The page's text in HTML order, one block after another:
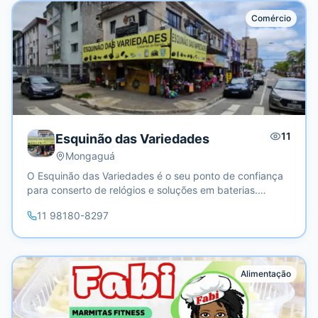
técnicas de alta qualidade. ✔️ Ambiente confortável e
relaxante. ✔️ Profissional qualificada e experiente. 🛍
Promoções em destaque: 🎉 Consulte nossos pacotes
especiais para tratamentos faciais e corporais!
Comércio
Esquinão das Variedades
Mongaguá
11
O Esquinão das Variedades é o seu ponto de confiança
para conserto de relógios e soluções em baterias.
dia a dia sem preocupações!
11 98180-8297
Alimentação